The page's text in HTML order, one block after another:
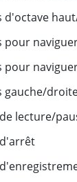
d'octave
pour
pour
gauche/
lecture/